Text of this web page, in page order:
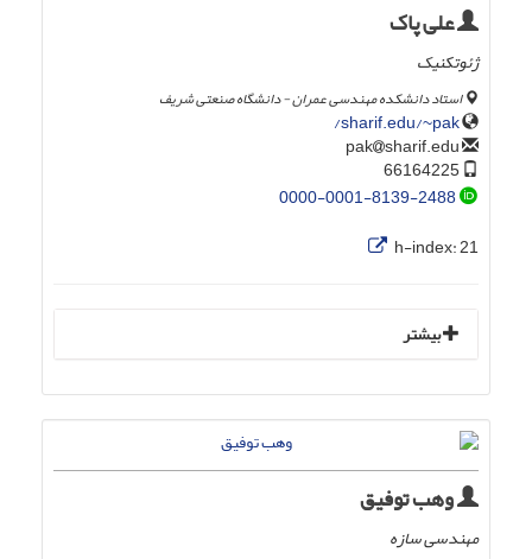
علی پاک
ژئوتکنیک
استاد دانشکده مهندسی عمران - دانشگاه صنعتی شریف
sharif.edu/~pak/
sharif.edu
0000-0001-8139-2488
h-index:21
بیشتر
وهب توفیق
مهندسی سازه